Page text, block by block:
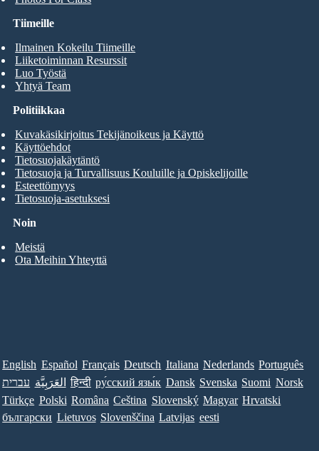
Tiimeille
Ilmainen Kokeilu Tiimeille
Liiketoiminnan Resurssit
Luo Työstä
Yhtyä Team
Noin
Meistä
Ota Meihin Yhteyttä
Politiikkaa
Kuvakäsikirjoitus Tekijänoikeus ja Käyttö
Käyttöehdot
Tietosuojakäytäntö
Tietosuoja ja Turvallisuus Kouluille ja Opiskelijoille
Esteettömyys
Tietosuoja-asetuksesi
English Español Français Deutsch Italiana Nederlands Português
עברית العَرَبِيَّة हिन्दी ру́сский язы́к Dansk Svenska Suomi Norsk
Türkçe Polski Româna Ceština Slovenský Magyar Hrvatski
български Lietuvos Slovenščina Latvijas eesti